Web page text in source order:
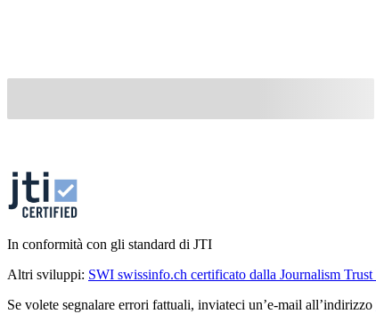
In conformità con gli standard di JTI
Altri sviluppi: SWI swissinfo.ch certificato dalla Journalism
Se volete segnalare errori fattuali, inviateci un’e-mail all’indirizzo